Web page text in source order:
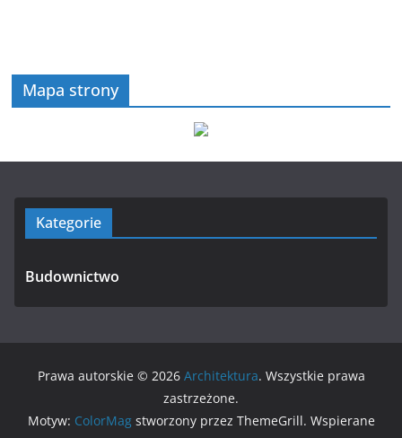
Mapa strony
Kategorie
Budownictwo
Prawa autorskie © 2026 Architektura. Wszystkie prawa
zastrzeżone.
Motyw: ColorMagstworzony przez ThemeGrill. Wspierane